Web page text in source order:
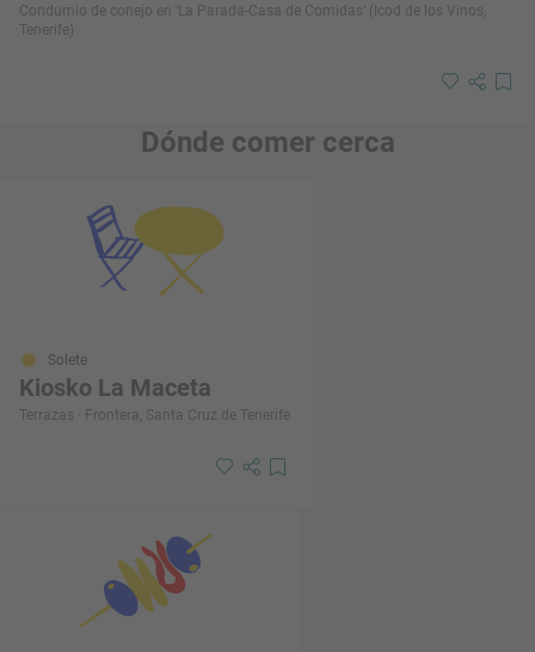
Condumio de conejo en ‘La Parada-Casa de Comidas’ (Icod de los Vinos,
Tenerife)
Dónde comer cerca
Solete
Kiosko La Maceta
Terrazas · Frontera, Santa Cruz de Tenerife